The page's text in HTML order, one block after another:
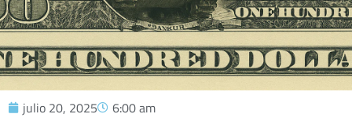
julio 20, 2025 6:00 am